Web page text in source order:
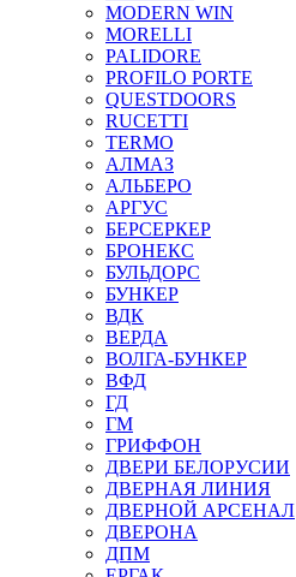
MODERN WIN
MORELLI
PALIDORE
PROFILO PORTE
QUESTDOORS
RUCETTI
TERMO
АЛМАЗ
АЛЬБЕРО
АРГУС
БЕРСЕРКЕР
БРОНЕКС
БУЛЬДОРС
БУНКЕР
ВДК
ВЕРДА
ВОЛГА-БУНКЕР
ВФД
ГД
ГМ
ГРИФФОН
ДВЕРИ БЕЛОРУСИИ
ДВЕРНАЯ ЛИНИЯ
ДВЕРНОЙ АРСЕНАЛ
ДВЕРОНА
ДПМ